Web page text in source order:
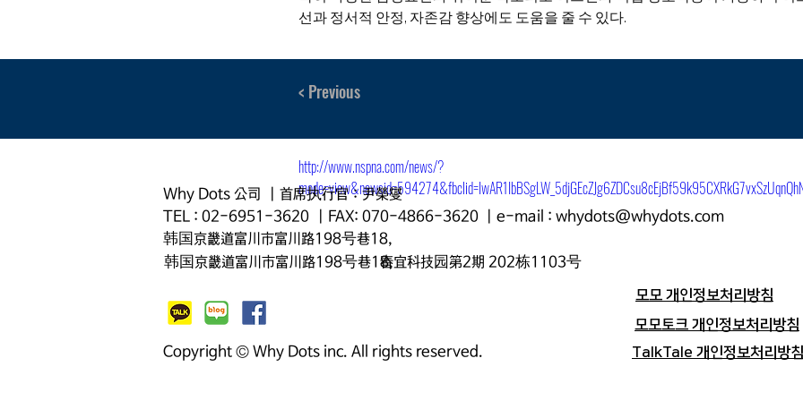
선과 정서적 안정, 자존감 향상에도 도움을 줄 수 있다.
시 치매안심센터 관계자는 “평소에 접해보지 못했던 신개념 ICT로봇 피오의 다양한
어르신들에게 새로운 자극과 만족감을 줄 수 있기를 기대하며 지역주민들의 많은
http://www.nspna.com/news/?
< Previous
Why Dots 公司 | 首席执行官：尹榮燮
TEL : 02-6951-3620 | FAX: 070-4866-3620
| e-mail : whydots@whydots.com
韩国京畿道富川市富川路198号巷18,
韩国京畿道富川市富川路198号巷18,春宜科技园第2期 202栋1103号
Copyright © Why Dots inc. All rights reserved.
모모 개인정보처리방침
모모토크 개인정보처리방침
TalkTale 개인정보처리방침